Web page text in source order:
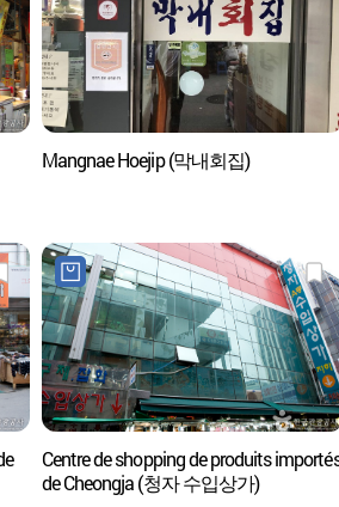
Mangnae Hoejip (막내회집)
Centre de shopping de produits
de Cheongja (청자 수입상가)